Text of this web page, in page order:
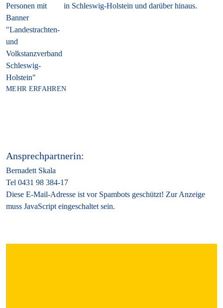
in Schleswig-Holstein und darüber hinaus.
MEHR ERFAHREN
Ansprechpartnerin:
Bernadett Skala
Tel 0431 98 384-17
Diese E-Mail-Adresse ist vor Spambots geschützt! Zur Anzeige
muss JavaScript eingeschaltet sein.